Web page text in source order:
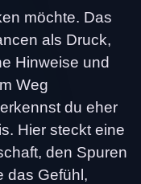
möchte. Das
als Druck,
Hinweise und
Weg
du eher
Hier steckt eine
den Spuren
das Gefühl,